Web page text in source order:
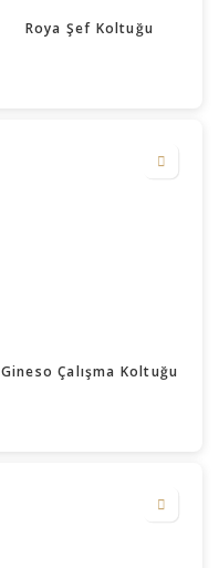
Roya Şef Koltuğu
Gineso Çalışma Koltuğu